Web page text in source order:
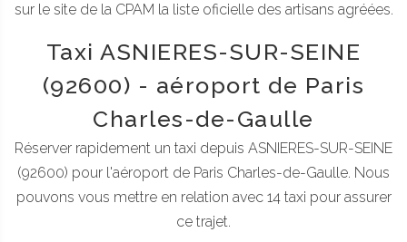
sur le site de la CPAM la liste oficielle des artisans agréées.
Taxi ASNIERES-SUR-SEINE
(92600) - aéroport de Paris
Charles-de-Gaulle
Réserver rapidement un taxi depuis ASNIERES-SUR-SEINE
(92600) pour l'aéroport de Paris Charles-de-Gaulle. Nous
pouvons vous mettre en relation avec 14 taxi pour assurer
ce trajet.